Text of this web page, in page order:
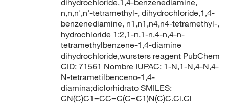
dihydrochloride,1,4-benzenediamine,
n,n,n',n'-tetramethyl-, dihydrochloride,1,4-
benzenediamine, n1,n1,n4,n4-tetramethyl-,
hydrochloride 1:2,1-n,1-n,4-n,4-n-
tetramethylbenzene-1,4-diamine
dihydrochloride,wursters reagent PubChem
CID: 71561 Nombre IUPAC: 1-N,1-N,4-N,4-
N-tetrametilbenceno-1,4-
diamina;diclorhidrato SMILES:
CN(C)C1=CC=C(C=C1)N(C)C.Cl.Cl